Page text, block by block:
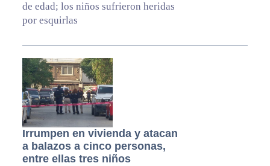
de edad; los niños sufrieron heridas
por esquirlas
Irrumpen en vivienda y atacan
a balazos a cinco personas,
entre ellas tres niños